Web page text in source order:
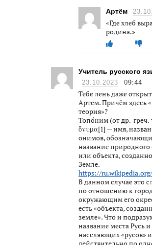
Артём
«Где хлеб
родина.»
Учитель русского
23.10.2023 09:44
Тебе лень даже
Артем. Причём здесь
теория»?
Топо́ним (от др.-греч.
ὄνυμα[1] — имя,
онимов,
название природного
или объекта,
Земле.
https://ru.wikipedia.org/
В данном случае это
по отношению к
окружающим его
есть «объекта,
земле». Что и
название места Русь
населяющих «русов»